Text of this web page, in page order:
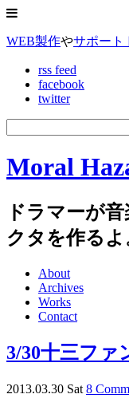
WEB製作やサポート
rss feed
facebook
twitter
Moral
ドラマーが
クタを作るよ
About
Archives
Works
Contact
3/30十三ファ
2013.03.30 Sat 8